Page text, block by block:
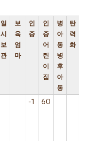
일
시
보
관
보
육
엄
마
인
증
인
증
어
린
이
집
병
아
동
병
후
아
동
탄
력
화
-1 60